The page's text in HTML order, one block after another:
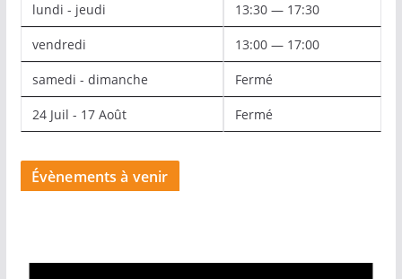
lundi - jeudi 13:30 — 17:30
vendredi 13:00 — 17:00
samedi - dimanche Fermé
24 Juil - 17 Août Fermé
Évènements à venir